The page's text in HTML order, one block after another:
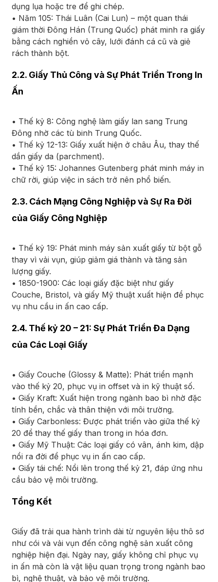
dụng lụa hoặc tre để ghi chép.
• Năm 105: Thái Luân (Cai Lun) – một quan thái
giám thời Đông Hán (Trung Quốc) phát minh ra giấy
bằng cách nghiền vỏ cây, lưới đánh cá cũ và giẻ
rách thành bột.
2.2. Giấy Thủ Công và Sự Phát Triển Trong In
Ấn
• Thế kỷ 8: Công nghệ làm giấy lan sang Trung
Đông nhờ các tù binh Trung Quốc.
• Thế kỷ 12-13: Giấy xuất hiện ở châu Âu, thay thế
dần giấy da (parchment).
• Thế kỷ 15: Johannes Gutenberg phát minh máy in
chữ rời, giúp việc in sách trở nên phổ biến.
2.3. Cách Mạng Công Nghiệp và Sự Ra Đời
của Giấy Công Nghiệp
• Thế kỷ 19: Phát minh máy sản xuất giấy từ bột gỗ
thay vì vải vụn, giúp giảm giá thành và tăng sản
lượng giấy.
• 1850-1900: Các loại giấy đặc biệt như giấy
Couche, Bristol, và giấy Mỹ thuật xuất hiện để phục
vụ nhu cầu in ấn cao cấp.
2.4. Thế kỷ 20 – 21: Sự Phát Triển Đa Dạng
của Các Loại Giấy
• Giấy Couche (Glossy & Matte): Phát triển mạnh
vào thế kỷ 20, phục vụ in offset và in kỹ thuật số.
• Giấy Kraft: Xuất hiện trong ngành bao bì nhờ đặc
tính bền, chắc và thân thiện với môi trường.
• Giấy Carbonless: Được phát triển vào giữa thế kỷ
20 để thay thế giấy than trong in hóa đơn.
• Giấy Mỹ Thuật: Các loại giấy có vân, ánh kim, dập
nổi ra đời để phục vụ in ấn cao cấp.
• Giấy tái chế: Nổi lên trong thế kỷ 21, đáp ứng nhu
cầu bảo vệ môi trường.
Tổng Kết
Giấy đã trải qua hành trình dài từ nguyên liệu thô sơ
như cói và vải vụn đến công nghệ sản xuất công
nghiệp hiện đại. Ngày nay, giấy không chỉ phục vụ
in ấn mà còn là vật liệu quan trọng trong ngành bao
bì, nghệ thuật, và bảo vệ môi trường.